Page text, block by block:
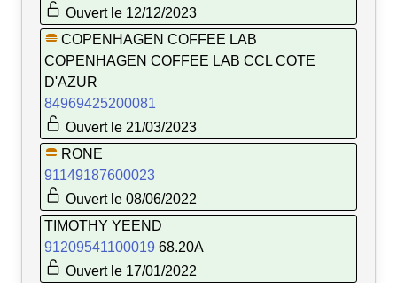
Ouvert le 12/12/2023
COPENHAGEN COFFEE LAB
COPENHAGEN COFFEE LAB CCL COTE
D'AZUR
84969425200081
Ouvert le 21/03/2023
RONE
91149187600023
Ouvert le 08/06/2022
TIMOTHY YEEND
91209541100019 68.20A
Ouvert le 17/01/2022